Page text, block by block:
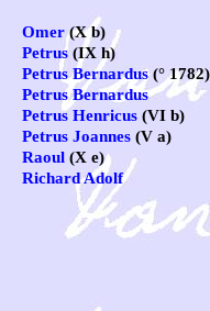
Omer(X b)
Petrus (IX h)
Petrus Bernardus(° 1782)
Petrus Bernardus
Petrus Henricus (VI b)
Petrus Joannes (V a)
Raoul (X e)
Richard Adolf
Rose Anne
Theophil Petrus